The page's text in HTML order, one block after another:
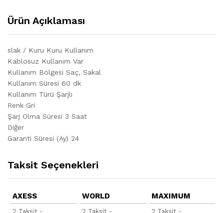
Ürün Açıklaması
slak / Kuru Kuru Kullanım
Kablosuz Kullanım Var
Kullanım Bölgesi Saç, Sakal
Kullanım Süresi 60 dk
Kullanım Türü Şarjlı
Renk Gri
Şarj Olma Süresi 3 Saat
Diğer
Garanti Süresi (Ay) 24
Taksit Seçenekleri
AXESS
2 Taksit -
WORLD
2 Taksit -
MAXIMUM
2 Taksit -